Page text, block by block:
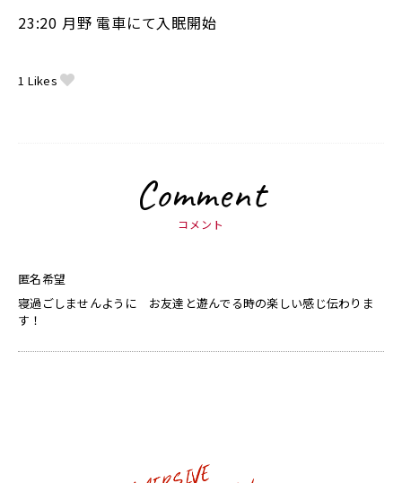
23:20 月野 電車にて入眠開始
1 Likes
Comment
コメント
匿名希望
寝過ごしませんように お友達と遊んでる時の楽しい感じ伝わりま
す！